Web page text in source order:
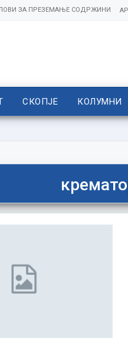
ЗА ПРЕЗЕМАЊЕ СОДРЖИНИ
СКОПЈЕ КОЛУМНИ